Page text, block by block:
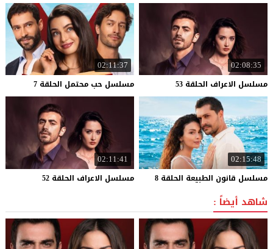
02:08:35
مسلسل الاعراف الحلقة 53
02:11:37
مسلسل حب محتمل الحلقة 7
02:15:48
مسلسل قانون الطبيعة الحلقة 8
02:11:41
مسلسل الاعراف الحلقة 52
شاهد أيضاً :